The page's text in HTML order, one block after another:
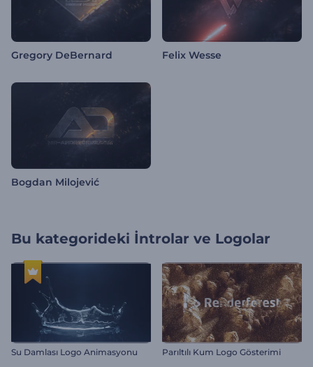
Gregory DeBernard Felix Wesse
Bogdan Milojević
Bu kategorideki İntrolar ve Logolar
Su Damlası Logo Animasyonu Parıltılı Kum Logo Gösterimi